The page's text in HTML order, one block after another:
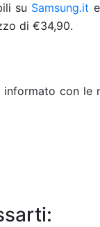
su Samsung.it
di €34,90.
con le